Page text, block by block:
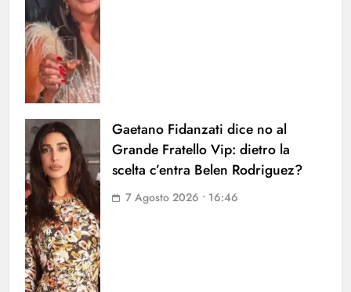
Gaetano Fidanzati dice no al
Grande Fratello Vip: dietro la
scelta c’entra Belen Rodriguez?
7 Agosto 2026 • 16:46